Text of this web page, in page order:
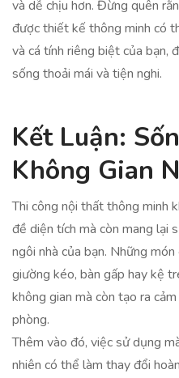
và dễ chịu hơn. Đừng quên
được thiết kế thông minh có
và cá tính riêng biệt của bạn,
sống thoải mái và tiện nghi.
Kết Luận:
Không Gian
Thi công nội thất thông minh
đề diện tích mà còn mang lại
ngôi nhà của bạn. Những
giường kéo, bàn gấp hay kệ
không gian mà còn tạo ra
phòng.
Thêm vào đó, việc sử dụng
nhiên có thể làm thay đổi